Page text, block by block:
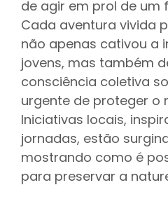
de agir em prol de um
Cada aventura vivida
não apenas cativou a
jovens, mas também
consciência coletiva
urgente de proteger o
Iniciativas locais,
jornadas, estão
mostrando como é
para preservar a